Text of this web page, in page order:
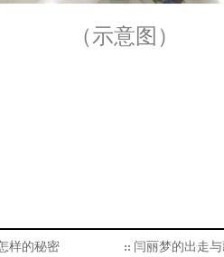
（示意图）
样的秘密
闫丽梦的出走